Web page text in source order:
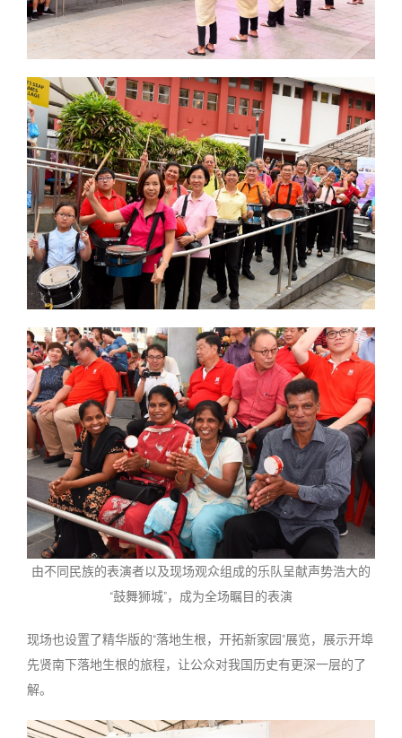
由不同民族的表演者以及现场观众组成的乐队呈献声势浩大的
“鼓舞狮城”，成为全场瞩目的表演
现场也设置了精华版的“落地生根，开拓新家园”展览，展示开埠
先贤南下落地生根的旅程，让公众对我国历史有更深一层的了
解。